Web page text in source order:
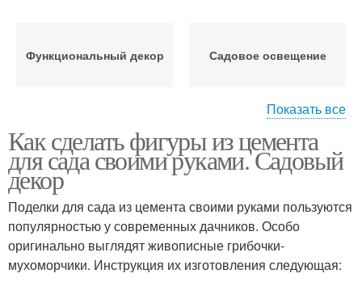
Функциональный декор Садовое освещение
Садовые дорожки Садовые фигурки
Декор из пластиковых
бутылок
Садовая скульптура
Показать все
Как сделать фигуры из цемента
для сада своими руками. Садовый
декор
Поделки для сада из цемента своими руками пользуются
популярностью у современных дачников. Особо
оригинально выглядят живописные грибочки-
мухоморчики. Инструкция их изготовления следующая: